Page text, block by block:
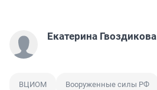
Екатерина Гвоздикова
ВЦИОМ Вооруженные силы РФ